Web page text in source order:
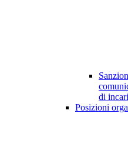
di
Posizioni